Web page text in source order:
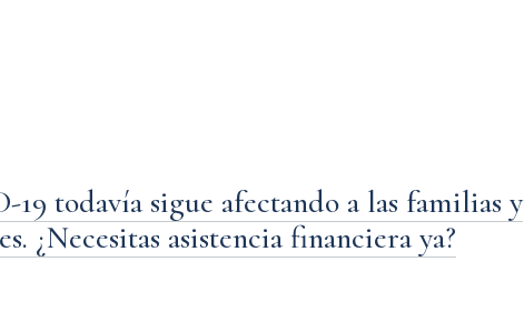
todavía sigue afectando a las familias y
¿Necesitas asistencia financiera ya?